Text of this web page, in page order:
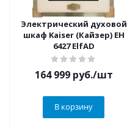
Электрический духовой
шкаф Kaiser (Кайзер) EH
6427 ElfAD
164 999руб./шт
В корзину